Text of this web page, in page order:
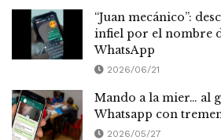
“Juan mecánico”:
infiel por el nombre
WhatsApp
2026/06/21
Mando a la mier… al
Whatsapp con
2026/05/27